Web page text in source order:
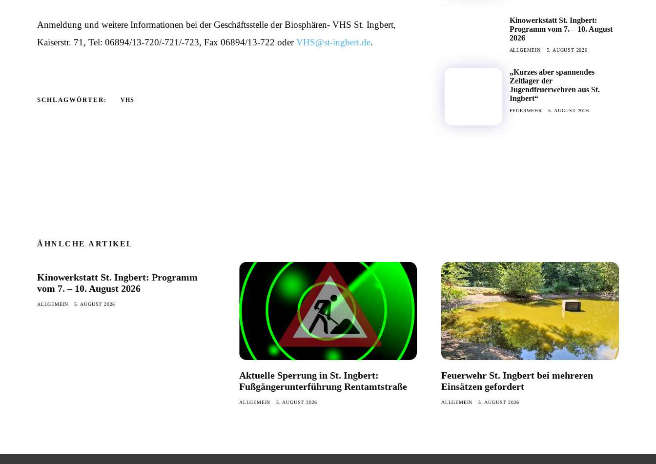
Anmeldung und weitere Informationen bei der Geschäftsstelle der Biosphären- VHS St. Ingbert,
Kaiserstr. 71, Tel: 06894/13-720/-721/-723, Fax 06894/13-722 oderVHS@st-ingbert.de.
SCHLAGWÖRTER: VHS
Kinowerkstatt St. Ingbert:
Programm vom 7. – 10. August
2026
ALLGEMEIN 5. AUGUST 2026
„Kurzes aber spannendes
Zeltlager der
Jugendfeuerwehren aus St.
Ingbert“
FEUERWEHR 5. AUGUST 2026
ÄHNLCHE ARTIKEL
Kinowerkstatt St. Ingbert: Programm
vom 7. – 10. August 2026
ALLGEMEIN 5. AUGUST 2026
Aktuelle Sperrung in St. Ingbert:
Fußgängerunterführung Rentamtstraße
ALLGEMEIN 5. AUGUST 2026
Feuerwehr St. Ingbert bei mehreren
Einsätzen gefordert
ALLGEMEIN 5. AUGUST 2026